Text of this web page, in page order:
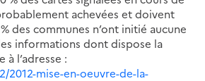
achevées et doivent
des communes n’ont initié aucune
informations dont dispose la
à l’adresse :
2012-mise-en-oeuvre-de-la-